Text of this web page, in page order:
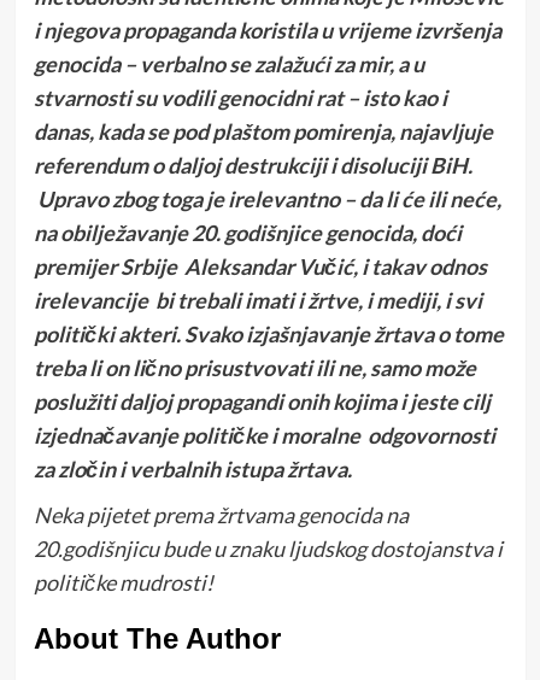
i njegova propaganda koristila u vrijeme izvršenja
genocida – verbalno se zalažući za mir, a u
stvarnosti su vodili genocidni rat – isto kao i
danas, kada se pod plaštom pomirenja, najavljuje
referendum o daljoj destrukciji i disoluciji BiH.
Upravo zbog toga je irelevantno – da li će ili neće,
na obilježavanje 20. godišnjice genocida, doći
premijer Srbije Aleksandar Vučić, i takav odnos
irelevancije bi trebali imati i žrtve, i mediji, i svi
politički akteri. Svako izjašnjavanje žrtava o tome
treba li on lično prisustvovati ili ne, samo može
poslužiti daljoj propagandi onih kojima i jeste cilj
izjednačavanje političke i moralne odgovornosti
za zločin i verbalnih istupa žrtava.
Neka pijetet prema žrtvama genocida na
20.godišnjicu bude u znaku ljudskog dostojanstva i
političke mudrosti!
About The Author